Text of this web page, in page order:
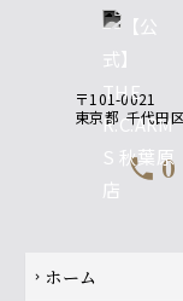
〒101-0021
東京都 千代田
call
Footer navigation
chevron_right ホーム